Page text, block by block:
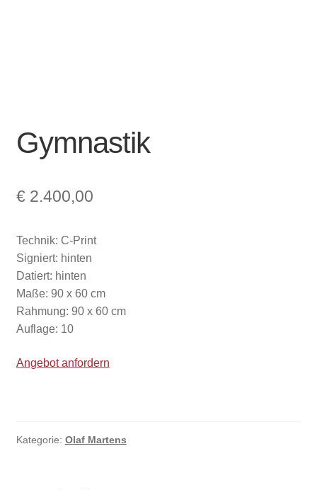
Gymnastik
€2.400,00
Technik: C-Print
Signiert: hinten
Datiert: hinten
Maße: 90 x 60 cm
Rahmung: 90 x 60 cm
Auflage: 10
Angebot anfordern
Kategorie: Olaf Martens